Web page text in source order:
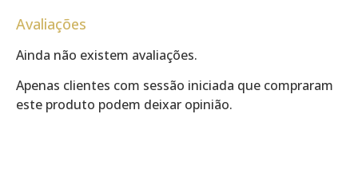
Avaliações
Ainda não existem avaliações.
Apenas clientes com sessão iniciada que compraram
este produto podem deixar opinião.